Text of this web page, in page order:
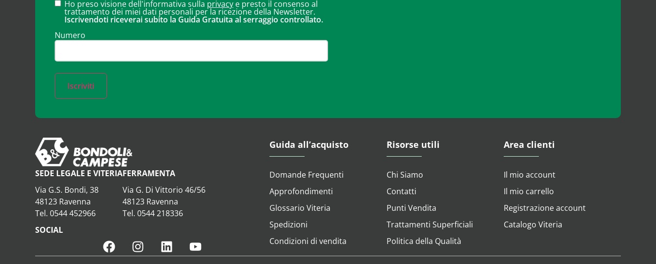
Ho preso visione dell'informativa sulla privacy e presto il consenso al
trattamento dei miei dati personali per la ricezione della Newsletter.
Iscrivendoti riceverai subito la Guida Gratuita al serraggio controllato.
Numero
Iscriviti
SEDE LEGALE E VITERIA
Via G.S. Bondi, 38
48123 Ravenna
Tel. 0544 452966
FERRAMENTA
Via G. Di Vittorio 46/56
48123 Ravenna
Tel. 0544 218336
SOCIAL
Guida all’acquisto
Domande Frequenti
Approfondimenti
Glossario Viteria
Spedizioni
Condizioni di vendita
Risorse utili
Chi Siamo
Contatti
Punti Vendita
Trattamenti Superficiali
Politica della Qualità
Area clienti
Il mio account
Il mio carrello
Registrazione account
Catalogo Viteria